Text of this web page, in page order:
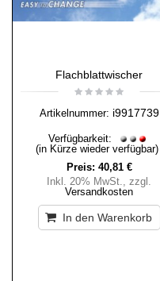
Flachblattwischer
Artikelnummer: i9917739
Verfügbarkeit:
(in Kürze wieder verfügbar)
Preis: 40,81 €
Inkl. 20% MwSt., zzgl.
Versandkosten
In den Warenkorb